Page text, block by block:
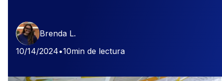
Brenda L.
10/14/2024•10min de lectura